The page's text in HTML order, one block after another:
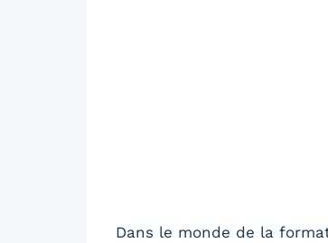
Dans le monde de la